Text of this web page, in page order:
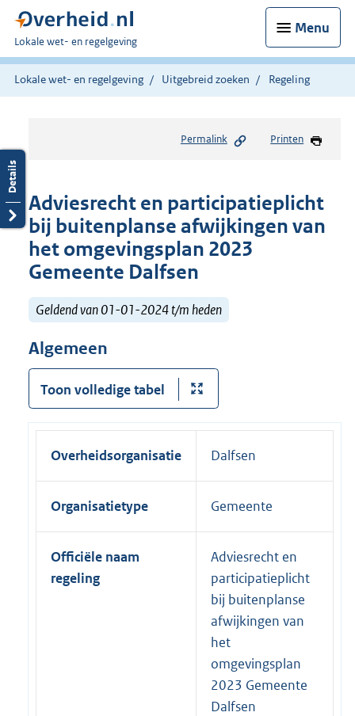
Menu
U
bent
hier:
Lokale wet- en regelgeving
Lokale wet- en regelgeving Uitgebreid zoeken Regeling
Permalink Printen
Adviesrecht en participatieplicht
bij buitenplanse afwijkingen van
het omgevingsplan 2023
Gemeente Dalfsen
Geldend van 01-01-2024 t/m heden
Algemeen
Toon volledige tabel
Overheidsorganisatie Dalfsen
Organisatietype Gemeente
Officiële naam
regeling
Adviesrecht en
participatieplicht
bij buitenplanse
afwijkingen van
het
omgevingsplan
2023 Gemeente
Dalfsen